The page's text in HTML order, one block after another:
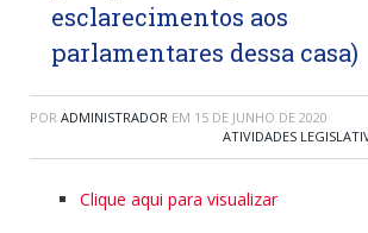
esclarecimentos aos
parlamentares dessa casa)
POR ADMINISTRADOR EM 15 DE JUNHO DE 2020
ATIVIDADES
Clique aqui para visualizar